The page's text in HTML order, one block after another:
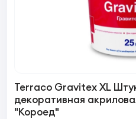
Terraco Gravitex XL
декоративная
"Короед"